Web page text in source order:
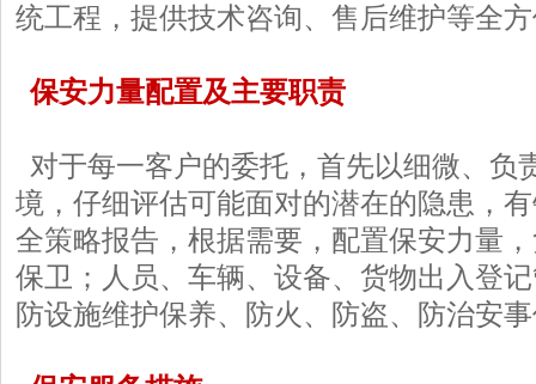
统工程，提供技术咨询、售后维护等全
保安力量配置及主要职责
对于每一客户的委托，首先以细微、负
境，仔细评估可能面对的潜在的隐患，
全策略报告，根据需要，配置保安力量
保卫；人员、车辆、设备、货物出入登
防设施维护保养、防火、防盗、防治安